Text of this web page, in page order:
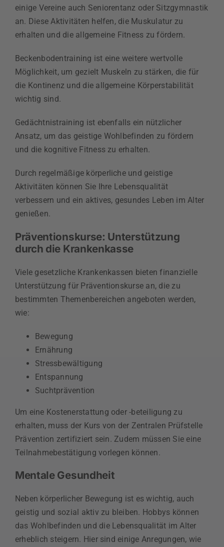
einige Vereine auch Seniorentanz oder Sitzgymnastik
an. Diese Aktivitäten helfen, die Muskulatur zu
erhalten und die allgemeine Fitness zu fördern.
Beckenbodentraining ist eine weitere wertvolle
Möglichkeit, um gezielt Muskeln zu stärken, die für
die Kontinenz und die allgemeine Körperstabilität
wichtig sind.
Gedächtnistraining ist ebenfalls ein nützlicher
Ansatz, um das geistige Wohlbefinden zu fördern
und die kognitive Fitness zu erhalten.
Durch regelmäßige körperliche und geistige
Aktivitäten können Sie Ihre Lebensqualität
verbessern und ein aktives, gesundes Leben im Alter
genießen.
Präventionskurse: Unterstützung
durch die Krankenkasse
Viele gesetzliche Krankenkassen bieten finanzielle
Unterstützung für Präventionskurse an, die zu
bestimmten Themenbereichen angeboten werden,
wie:
Bewegung
Ernährung
Stressbewältigung
Entspannung
Suchtprävention
Um eine Kostenerstattung oder -beteiligung zu
erhalten, muss der Kurs von der Zentralen Prüfstelle
Prävention zertifiziert sein. Zudem müssen Sie eine
Teilnahmebestätigung vorlegen können.
Mentale Gesundheit
Neben körperlicher Bewegung ist es wichtig, auch
geistig und sozial aktiv zu bleiben. Hobbys können
das Wohlbefinden und die Lebensqualität im Alter
erheblich steigern. Hier sind einige Anregungen, wie